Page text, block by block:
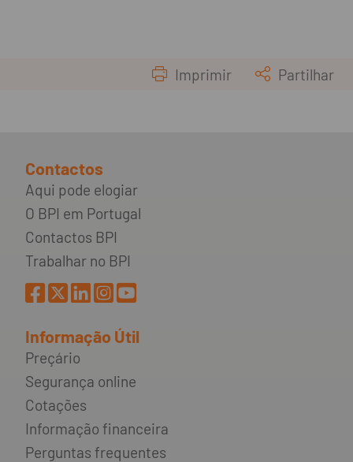
Imprimir Partilhar
Contactos
Aqui pode elogiar
O BPI em Portugal
Contactos BPI
Trabalhar no BPI
Informação Útil
Preçário
Segurança online
Cotações
Informação financeira
Perguntas frequentes